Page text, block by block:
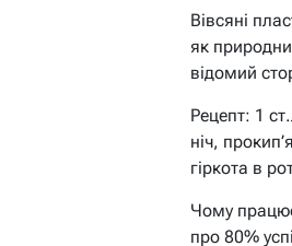
Вівсяні
як
відомий
Рецепт: 1
ніч,
гіркота в
Чому
про 80%